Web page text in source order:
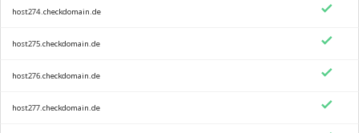
host274.checkdomain.de
host275.checkdomain.de
host276.checkdomain.de
host277.checkdomain.de